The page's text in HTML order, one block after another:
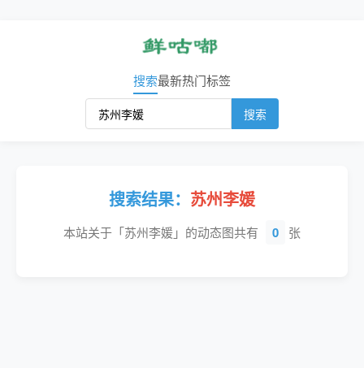
搜索最新热门标签
搜索
搜索结果： 苏州李媛
本站关于「苏州李媛」的动态图共有 0 张